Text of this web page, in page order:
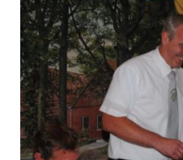
28.
Juni
2017